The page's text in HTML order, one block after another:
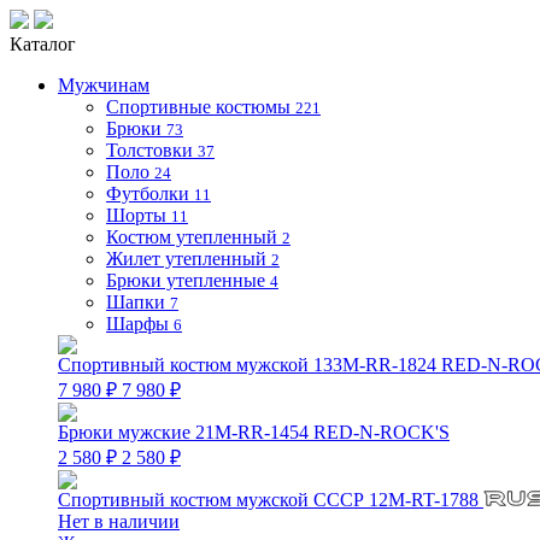
Каталог
Мужчинам
Спортивные костюмы 221
Брюки 73
Толстовки 37
Поло 24
Футболки 11
Шорты 11
Костюм утепленный 2
Жилет утепленный 2
Брюки утепленные 4
Шапки 7
Шарфы 6
Спортивный костюм мужской 133M-RR-1824 RED-N-
7 980 ₽ 7 980 ₽
Брюки мужские 21M-RR-1454 RED-N-ROCK'S
2 580 ₽ 2 580 ₽
Спортивный костюм мужской СССР 12M-RT-1788
Нет в наличии